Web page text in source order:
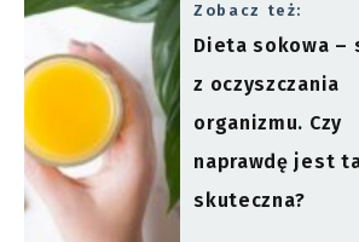
Zobacz też:
Dieta sokowa –
z oczyszczania
organizmu. Czy
naprawdę jest
skuteczna?